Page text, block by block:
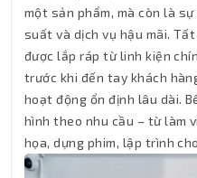
một sản phẩm, mà còn là
suất và dịch vụ hậu mãi.
được lắp ráp từ linh kiện
trước khi đến tay khách
hoạt động ổn định lâu dài.
hình theo nhu cầu – từ làm
họa, dựng phim, lập trình